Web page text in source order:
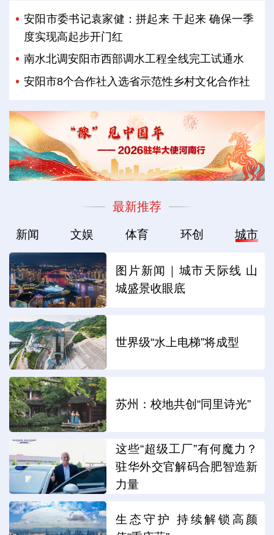
安阳市委书记袁家健：拼起来 干起来 确保一季
度实现高起步开门红
南水北调安阳市西部调水工程全线完工试通水
安阳市8个合作社入选省示范性乡村文化合作社
最新推荐
新闻 文娱 体育 环创 城市
图片新闻｜城市天际线 山
城盛景收眼底
世界级“水上电梯”将成型
苏州：校地共创“同里诗光”
这些“超级工厂”有何魔力？
驻华外交官解码合肥智造新
力量
生态守护 持续解锁高颜